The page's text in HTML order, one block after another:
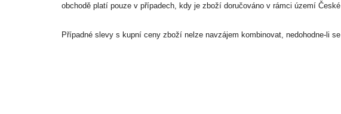
obchodě platí pouze v případech, kdy je zboží doručováno v rámci území České
Případné slevy s kupní ceny zboží nelze navzájem kombinovat, nedohodne-li